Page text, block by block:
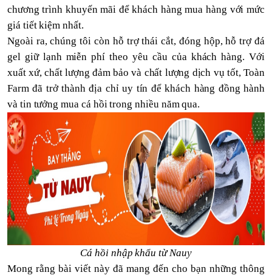
chương trình khuyến mãi để khách hàng mua hàng với mức
giá tiết kiệm nhất.
Ngoài ra, chúng tôi còn hỗ trợ thái cắt, đóng hộp, hỗ trợ đá
gel giữ lạnh miễn phí theo yêu cầu của khách hàng. Với
xuất xứ, chất lượng đảm bảo và chất lượng dịch vụ tốt, Toàn
Farm đã trở thành địa chỉ uy tín để khách hàng đồng hành
và tin tưởng mua cá hồi trong nhiều năm qua.
Cá hồi nhập khẩu từ Nauy
Mong rằng bài viết này đã mang đến cho bạn những thông